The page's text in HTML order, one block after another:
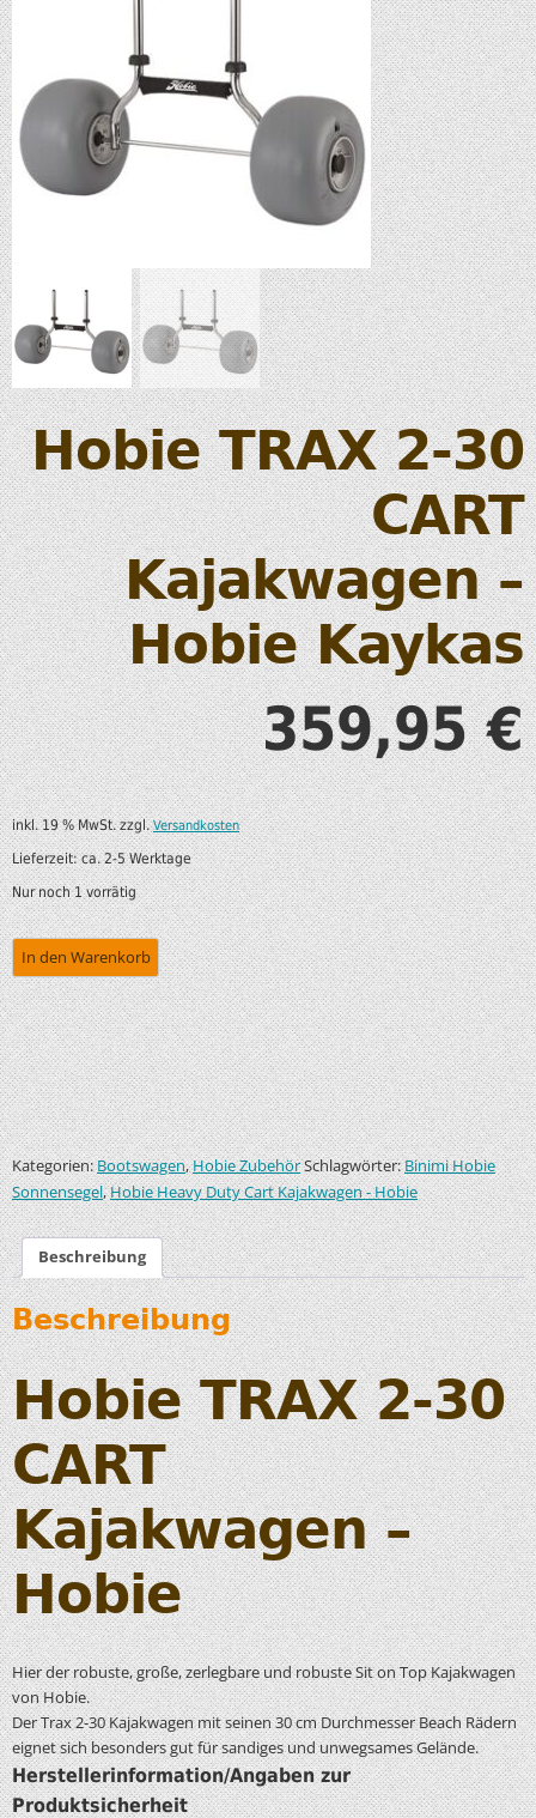
Hobie TRAX 2-30
CART
Kajakwagen –
Hobie Kaykas
359,95€
inkl. 19 % MwSt. zzgl.Versandkosten
Lieferzeit:ca. 2-5 Werktage
Nur noch 1 vorrätig
In den Warenkorb
Kategorien:Bootswagen,Hobie ZubehörSchlagwörter:Binimi Hobie
Sonnensegel,Hobie Heavy Duty Cart Kajakwagen - Hobie
Beschreibung
Beschreibung
Hobie TRAX 2-30
CART
Kajakwagen –
Hobie
Hier der robuste, große, zerlegbare und robuste Sit on Top Kajakwagen
von Hobie.
Der Trax 2-30 Kajakwagen mit seinen 30 cm Durchmesser Beach Rädern
eignet sich besonders gut für sandiges und unwegsames Gelände.
Herstellerinformation/Angaben zur
Produktsicherheit